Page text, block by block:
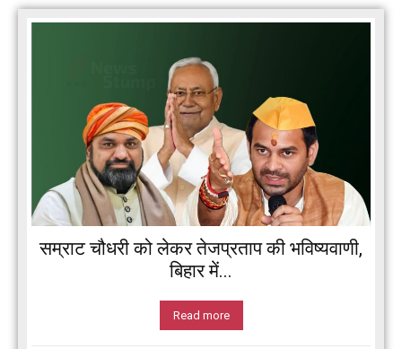
सम्राट चौधरी को लेकर तेजप्रताप की भविष्यवाणी,
बिहार में...
Read more